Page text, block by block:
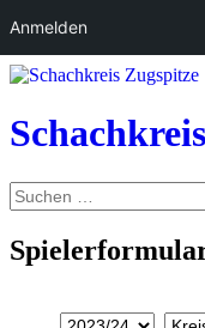
Anmelden
Zum
springen
Suchen
Suchen
nach: